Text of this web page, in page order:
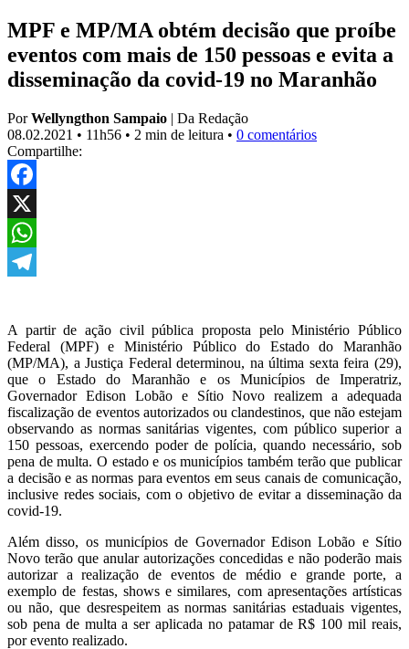
MPF e MP/MA obtém decisão que proíbe
eventos com mais de 150 pessoas e evita a
disseminação da covid-19 no Maranhão
PorWellyngthon Sampaio | Da Redação
08.02.2021 • 11h56 • 2 min de leitura • 0 comentários
Compartilhe:
Facebook
X
WhatsApp
A partir de ação civil pública proposta pelo Ministério Público
Federal (MPF) e Ministério Público do Estado do Maranhão
(MP/MA), a Justiça Federal determinou, na última sexta feira (29),
que o Estado do Maranhão e os Municípios de Imperatriz,
Governador Edison Lobão e Sítio Novo realizem a adequada
fiscalização de eventos autorizados ou clandestinos, que não estejam
observando as normas sanitárias vigentes, com público superior a
150 pessoas, exercendo poder de polícia, quando necessário, sob
pena de multa. O estado e os municípios também terão que publicar
a decisão e as normas para eventos em seus canais de comunicação,
inclusive redes sociais, com o objetivo de evitar a disseminação da
covid-19.
Além disso, os municípios de Governador Edison Lobão e Sítio
Novo terão que anular autorizações concedidas e não poderão mais
autorizar a realização de eventos de médio e grande porte, a
exemplo de festas, shows e similares, com apresentações artísticas
ou não, que desrespeitem as normas sanitárias estaduais vigentes,
sob pena de multa a ser aplicada no patamar de R$ 100 mil reais,
por evento realizado.